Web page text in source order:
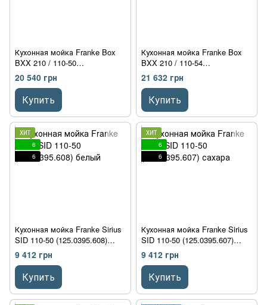
Кухонная мойка Franke Box
BXX 210 / 110-50
(127.0369.282) полированная
20 540 грн
Купить
Кухонная мойка Franke Box
BXX 210 / 110-54
(127.0371.513) полированная
21 632 грн
Купить
ХИТ
6
6
Кухонная мойка Franke Sirius
SID 110-50 (125.0395.608)
белый
9 412 грн
Купить
ХИТ
6
6
Кухонная мойка Franke Sirius
SID 110-50 (125.0395.607)
сахара
9 412 грн
Купить